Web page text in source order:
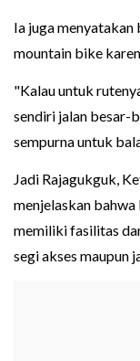
Ia juga
mountain bike
"Kalau untuk
sendiri jalan besar-
sempurna untuk
Jadi Rajagukguk,
menjelaskan
memiliki fasilitas
segi akses maupun